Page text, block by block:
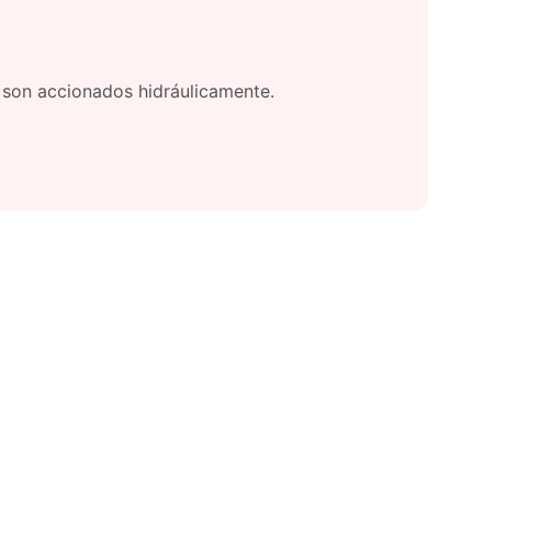
accionados hidráulicamente.